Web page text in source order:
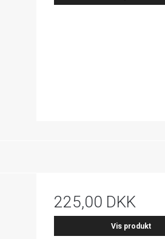
225,00 DKK
Vis produkt